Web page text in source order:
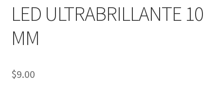
LED ULTRABRILLANTE 10
MM
$9.00